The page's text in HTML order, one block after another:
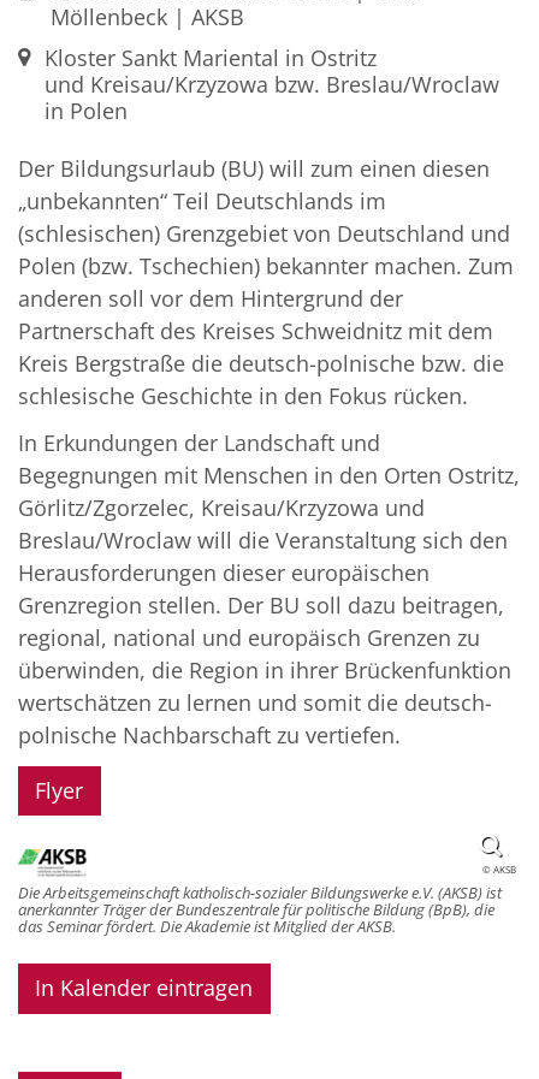
Möllenbeck | AKSB
Ort:Kloster Sankt Mariental in Ostritz
und Kreisau/Krzyzowa bzw. Breslau/Wroclaw
in Polen
Der Bildungsurlaub (BU) will zum einen diesen
„unbekannten“ Teil Deutschlands im
(schlesischen) Grenzgebiet von Deutschland und
Polen (bzw. Tschechien) bekannter machen. Zum
anderen soll vor dem Hintergrund der
Partnerschaft des Kreises Schweidnitz mit dem
Kreis Bergstraße die deutsch-polnische bzw. die
schlesische Geschichte in den Fokus rücken.
In Erkundungen der Landschaft und
Begegnungen mit Menschen in den Orten Ostritz,
Görlitz/Zgorzelec, Kreisau/Krzyzowa und
Breslau/Wroclaw will die Veranstaltung sich den
Herausforderungen dieser europäischen
Grenzregion stellen. Der BU soll dazu beitragen,
regional, national und europäisch Grenzen zu
überwinden, die Region in ihrer Brückenfunktion
wertschätzen zu lernen und somit die deutsch-
polnische Nachbarschaft zu vertiefen.
Flyer
© AKSB
Die Arbeitsgemeinschaft katholisch-sozialer Bildungswerke e.V. (AKSB) ist
anerkannter Träger der Bundeszentrale für politische Bildung (BpB), die
das Seminar fördert. Die Akademie ist Mitglied der AKSB.
In Kalender eintragen